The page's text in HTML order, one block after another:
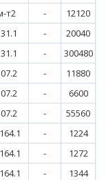
т2 -
12120
-
20040
-
300480
-
11880
-
6600
-
55560
-
1224
-
1272
-
1344